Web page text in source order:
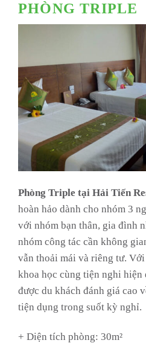
PHÒNG TRIPLE
Phòng Triple tại Hải Tiến
hoàn hảo dành cho nhóm 3
với nhóm bạn thân, gia đình
nhóm công tác cần không
vẫn thoải mái và riêng tư.
khoa học cùng tiện nghi
được du khách đánh giá cao
tiện dụng trong suốt kỳ nghỉ.
+ Diện tích phòng: 30m²